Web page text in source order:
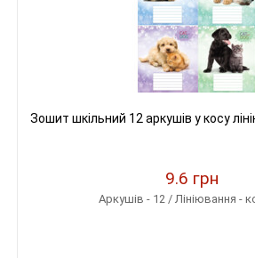
Зошит шкільний 12 аркушів у косу
9.6 грн
Аркушів - 12 / Лініювання -